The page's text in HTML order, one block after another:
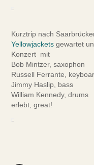
Kurztrip nach
Yellowjackets gewartet
Konzert mit
Bob Mintzer, saxophon
Russell Ferrante,
Jimmy Haslip, bass
William Kennedy, drums
erlebt, great!